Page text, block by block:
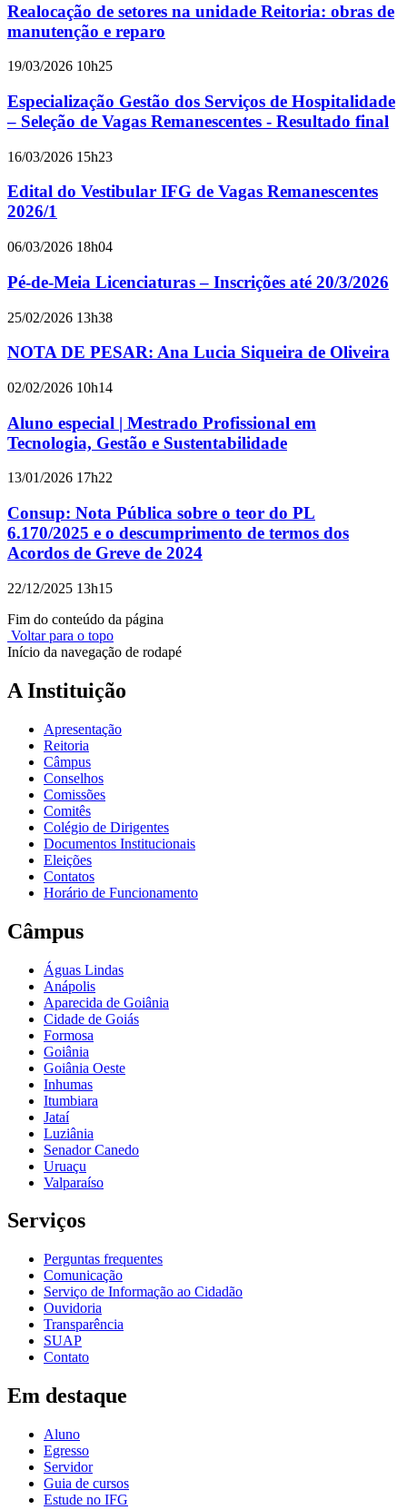
Realocação de setores na unidade Reitoria: obras de
manutenção e reparo
19/03/2026 10h25
Especialização Gestão dos Serviços de Hospitalidade
– Seleção de Vagas Remanescentes - Resultado final
16/03/2026 15h23
Edital do Vestibular IFG de Vagas Remanescentes
2026/1
06/03/2026 18h04
Pé-de-Meia Licenciaturas – Inscrições até 20/3/2026
25/02/2026 13h38
NOTA DE PESAR: Ana Lucia Siqueira de Oliveira
02/02/2026 10h14
Aluno especial | Mestrado Profissional em
Tecnologia, Gestão e Sustentabilidade
13/01/2026 17h22
Consup: Nota Pública sobre o teor do PL
6.170/2025 e o descumprimento de termos dos
Acordos de Greve de 2024
22/12/2025 13h15
Fim do conteúdo da página
Voltar para o topo
Início da navegação de rodapé
A Instituição
Apresentação
Reitoria
Câmpus
Conselhos
Comissões
Comitês
Colégio de Dirigentes
Documentos Institucionais
Eleições
Contatos
Horário de Funcionamento
Câmpus
Águas Lindas
Anápolis
Aparecida de Goiânia
Cidade de Goiás
Formosa
Goiânia
Goiânia Oeste
Inhumas
Itumbiara
Jataí
Luziânia
Senador Canedo
Uruaçu
Valparaíso
Serviços
Perguntas frequentes
Comunicação
Serviço de Informação ao Cidadão
Ouvidoria
Transparência
SUAP
Contato
Em destaque
Aluno
Egresso
Servidor
Guia de cursos
Estude no IFG